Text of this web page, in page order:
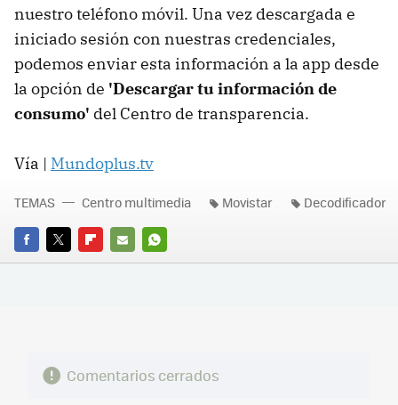
nuestro teléfono móvil. Una vez descargada e
iniciado sesión con nuestras credenciales,
podemos enviar esta información a la app desde
la opción de 'Descargar tu información de
consumo' del Centro de transparencia.
Vía | Mundoplus.tv
FACEBOOK
TWITTERFLIPBOARD
E-
WHATSAPP
TEMAS Centro multimedia Movistar Decodificador
Comentarios cerrados